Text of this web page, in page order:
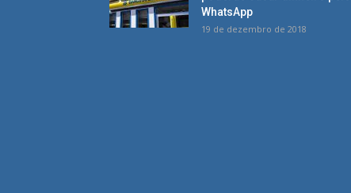
WhatsApp
19 de dezembro de 2018